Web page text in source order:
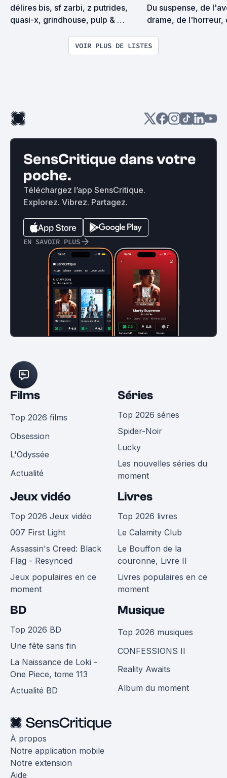
délires bis, sf zarbi, z putrides,
quasi-x, grindhouse, pulp &
Du suspense, de
drame, de l'horreur,
peu voire beaucoup
tant qu'à faire?!
VOIR PLUS DE LISTES
SensCritique dans votre
poche.
Téléchargez l’app SensCritique.
Explorez. Vibrez. Partagez.
EN SAVOIR PLUS
Films
Top 2026 films
Obsession
L'Odyssée
Actualité
Séries
Top 2026 séries
Spider-Noir
Lucky
Les nouvelles séries du
moment
Jeux vidéo
Top 2026 Jeux vidéo
007 First Light
Assassin's Creed: Black
Flag - Resynced
Jeux populaires en ce
moment
Livres
Top 2026 livres
Le Calamity Club
Le Bouffon de la
couronne, Livre II
Livres populaires en ce
moment
BD
Top 2026 BD
Une fête sans fin
La Naissance de Loki -
One Piece, tome 113
Actualité BD
Musique
Top 2026 musiques
CONFESSIONS II
Reality Awaits
Album du moment
À propos
Notre application mobile
Notre extension
Aide